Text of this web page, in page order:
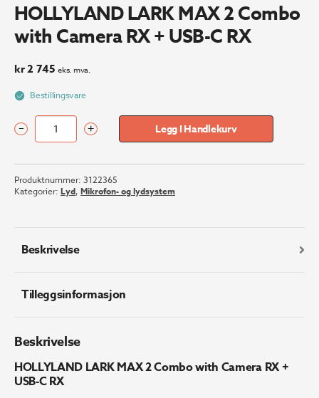
HOLLYLAND LARK MAX 2 Combo
with Camera RX + USB-C RX
kr2 745 eks. mva.
Bestillingsvare
HOLLYLAND
MAX
2
Combo
RX
– + Legg I Handlekurv
Produktnummer: 3122365
Kategorier: Lyd, Mikrofon- og lydsystem
Beskrivelse
Tilleggsinformasjon
Beskrivelse
HOLLYLAND LARK MAX 2 Combo with Camera RX +
USB-C RX